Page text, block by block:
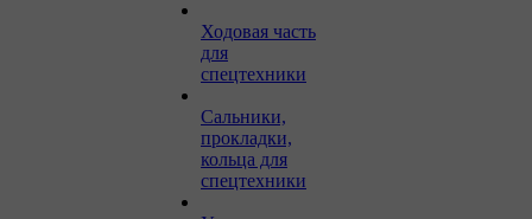
Ходовая часть
для
спецтехники
Сальники,
прокладки,
кольца для
спецтехники